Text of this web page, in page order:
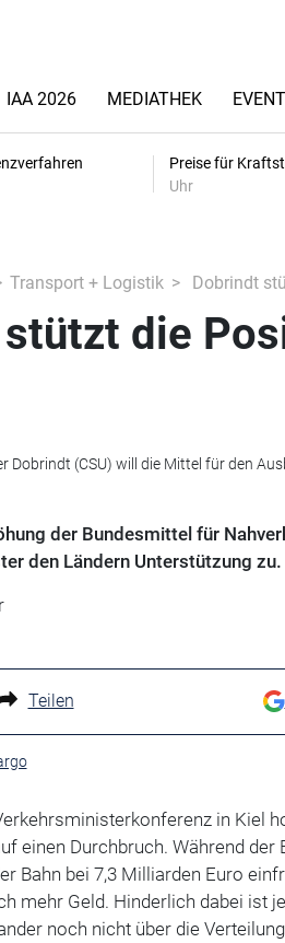
IAA 2026 MEDIATHEK
Preise für
Uhr
Transport + Logistik Dobrindt
die
Dobrindt (CSU) will die Mittel für den
der Bundesmittel für
den Ländern Unterstützung zu.
Teilen
in Kiel
einen Durchbruch. Während der
Bahn bei 7,3 Milliarden Euro
mehr Geld. Hinderlich dabei ist
noch nicht über die